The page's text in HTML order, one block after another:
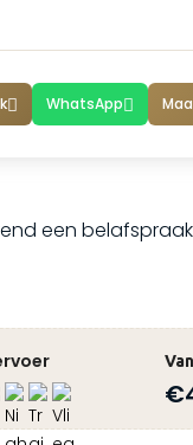
WhatsApp
een
€